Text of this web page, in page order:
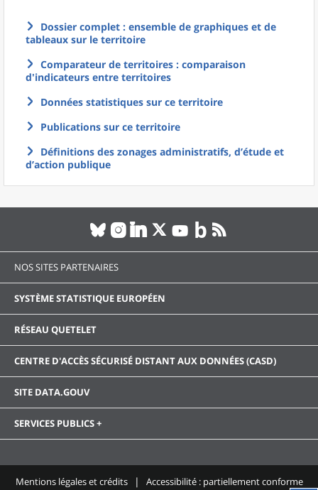
Dossier complet : ensemble de graphiques et de
tableaux sur le territoire
Comparateur de territoires : comparaison
d'indicateurs entre territoires
Données statistiques sur ce territoire
Publications sur ce territoire
Définitions des zonages administratifs, d’étude et
d’action publique
NOS SITES PARTENAIRES
SYSTÈME STATISTIQUE EUROPÉEN
RÉSEAU QUETELET
CENTRE D'ACCÈS SÉCURISÉ DISTANT AUX DONNÉES (CASD)
SITE DATA.GOUV
SERVICES PUBLICS +
Mentions légales et crédits Accessibilité : partiellement conforme